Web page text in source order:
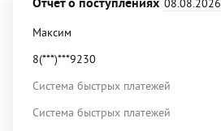
08.08.2026
Максим
8(***)***9230
Система быстрых платежей
Система быстрых платежей